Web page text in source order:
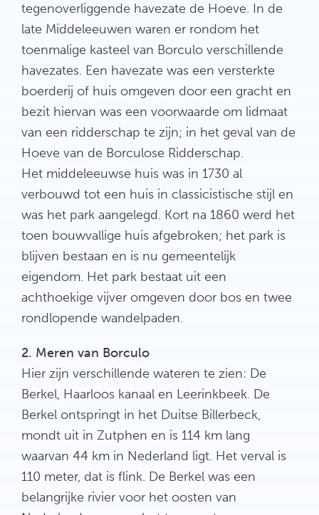
tegenoverliggende havezate de Hoeve. In de
late Middeleeuwen waren er rondom het
toenmalige kasteel van Borculo verschillende
havezates. Een havezate was een versterkte
boerderij of huis omgeven door een gracht en
bezit hiervan was een voorwaarde om lidmaat
van een ridderschap te zijn; in het geval van de
Hoeve van de Borculose Ridderschap.
Het middeleeuwse huis was in 1730 al
verbouwd tot een huis in classicistische stijl en
was het park aangelegd. Kort na 1860 werd het
toen bouwvallige huis afgebroken; het park is
blijven bestaan en is nu gemeentelijk
eigendom. Het park bestaat uit een
achthoekige vijver omgeven door bos en twee
rondlopende wandelpaden.
2. Meren van Borculo
Hier zijn verschillende wateren te zien: De
Berkel, Haarloos kanaal en Leerinkbeek. De
Berkel ontspringt in het Duitse Billerbeck,
mondt uit in Zutphen en is 114 km lang
waarvan 44 km in Nederland ligt. Het verval is
110 meter, dat is flink. De Berkel was een
belangrijke rivier voor het oosten van